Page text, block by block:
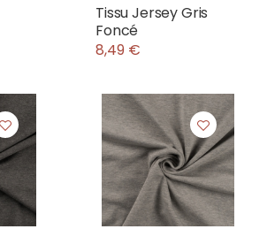
Tissu Jersey Gris
Foncé
8,49 €